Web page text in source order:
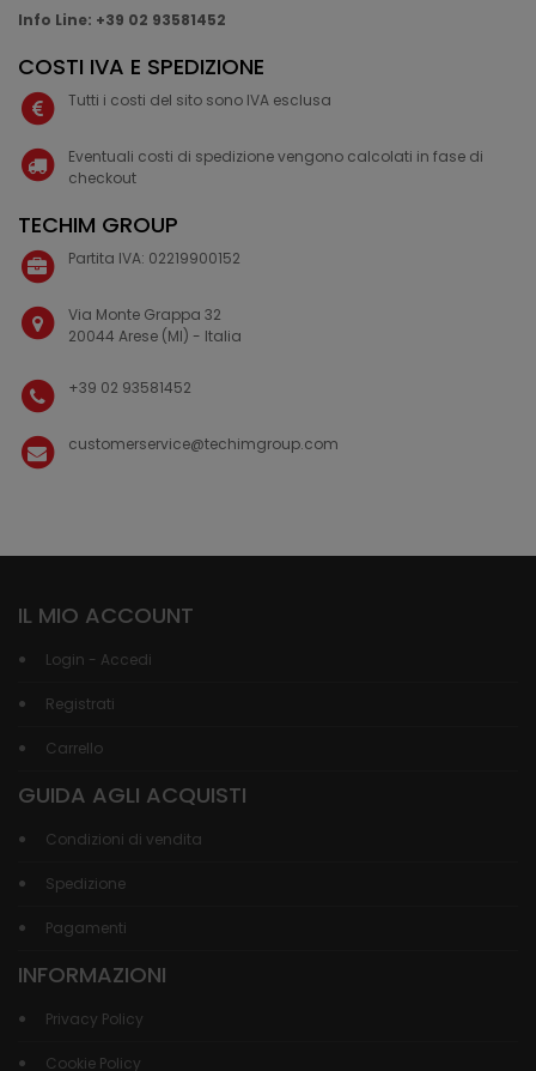
Info Line: +39 02 93581452
COSTI IVA E SPEDIZIONE
Tutti i costi del sito sono IVA esclusa
Eventuali costi di spedizione vengono calcolati in fase di
checkout
TECHIM GROUP
Partita IVA: 02219900152
Via Monte Grappa 32
20044 Arese (MI) - Italia
+39 02 93581452
customerservice@techimgroup.com
IL MIO ACCOUNT
Login - Accedi
Registrati
Carrello
GUIDA AGLI ACQUISTI
Condizioni di vendita
Spedizione
Pagamenti
INFORMAZIONI
Privacy Policy
Cookie Policy